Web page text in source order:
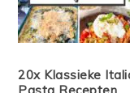
20x Klassieke